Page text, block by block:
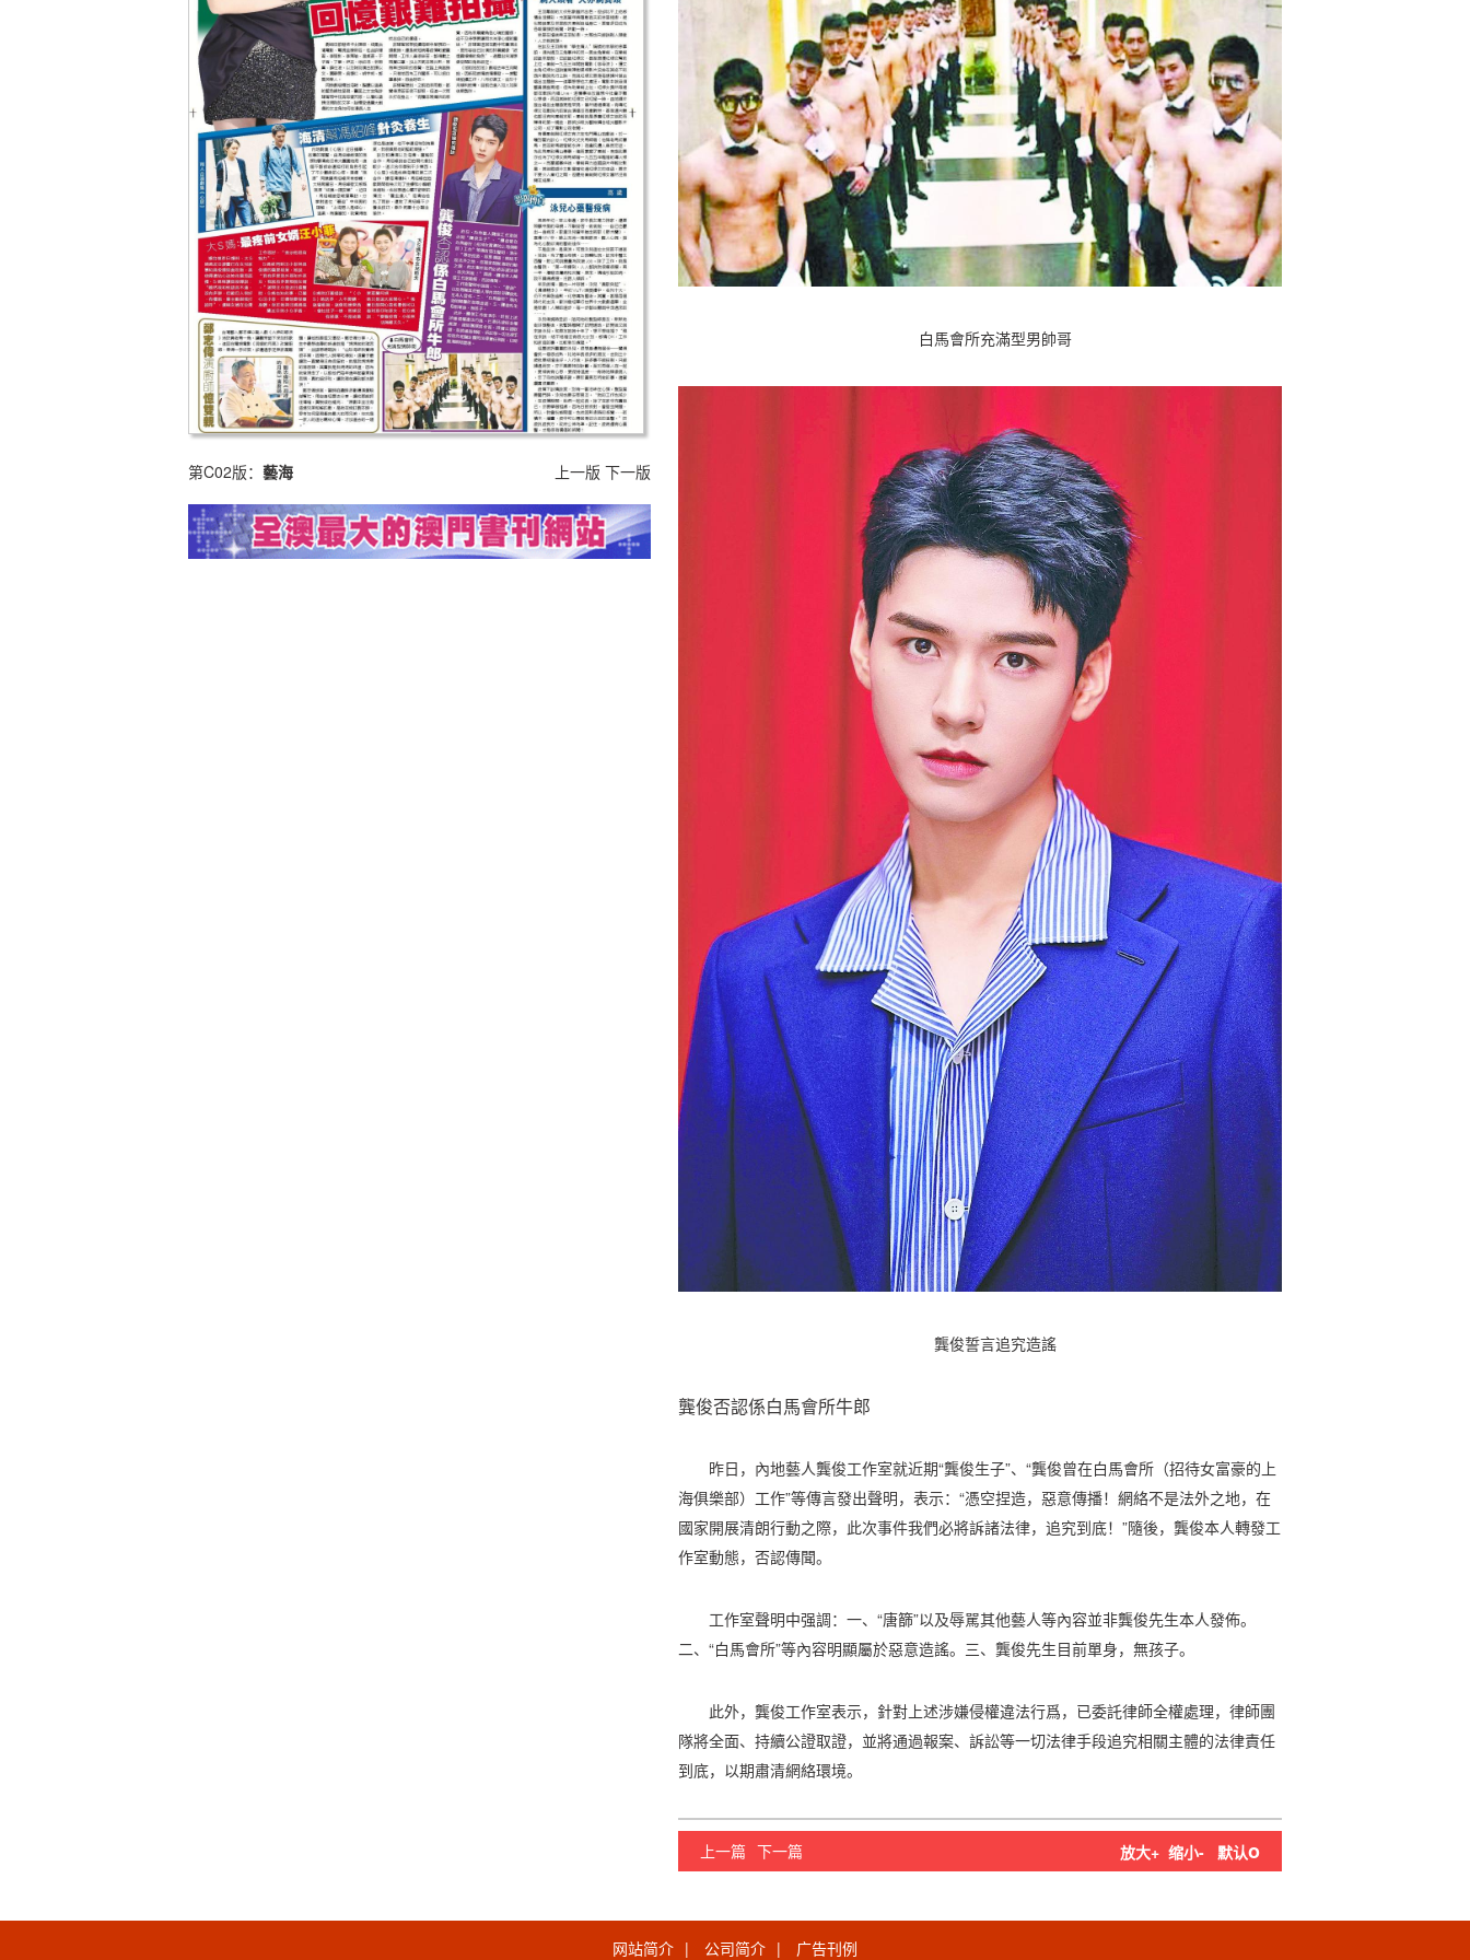
第C02版： 藝海 上一版 下一版
白馬會所充滿型男帥哥
龔俊誓言追究造謠
龔俊否認係白馬會所牛郎
昨日，內地藝人龔俊工作室就近期“龔俊生子”、“龔俊曾在白馬會所（招待女富豪的上
海俱樂部）工作”等傳言發出聲明，表示：“憑空捏造，惡意傳播！網絡不是法外之地，在
國家開展清朗行動之際，此次事件我們必將訴諸法律，追究到底！”隨後，龔俊本人轉發工
作室動態，否認傳聞。
工作室聲明中强調：一、“唐篩”以及辱駡其他藝人等內容並非龔俊先生本人發佈。
二、“白馬會所”等內容明顯屬於惡意造謠。三、龔俊先生目前單身，無孩子。
此外，龔俊工作室表示，針對上述涉嫌侵權違法行爲，已委託律師全權處理，律師團
隊將全面、持續公證取證，並將通過報案、訴訟等一切法律手段追究相關主體的法律責任
到底，以期肅清網絡環境。
上一篇 下一篇 放大+ 缩小- 默认o
网站简介 | 公司简介 | 广告刊例